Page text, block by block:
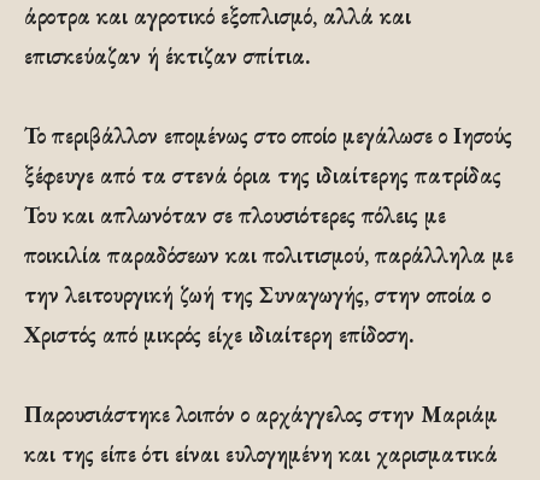
άροτρα και αγροτικό εξοπλισμό, αλλά και
επισκεύαζαν ή έκτιζαν σπίτια.
Το περιβάλλον επομένως στο οποίο μεγάλωσε ο Ιησούς
ξέφευγε από τα στενά όρια της ιδιαίτερης πατρίδας
Του και απλωνόταν σε πλουσιότερες πόλεις με
ποικιλία παραδόσεων και πολιτισμού, παράλληλα με
την λειτουργική ζωή της Συναγωγής, στην οποία ο
Χριστός από μικρός είχε ιδιαίτερη επίδοση.
Παρουσιάστηκε λοιπόν ο αρχάγγελος στην Μαριάμ
και της είπε ότι είναι ευλογημένη και χαρισματικά